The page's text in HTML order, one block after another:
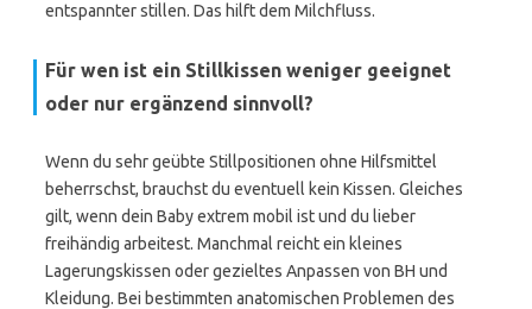
entspannter stillen. Das hilft dem Milchfluss.
Für wen ist ein Stillkissen weniger geeignet
oder nur ergänzend sinnvoll?
Wenn du sehr geübte Stillpositionen ohne Hilfsmittel
beherrschst, brauchst du eventuell kein Kissen. Gleiches
gilt, wenn dein Baby extrem mobil ist und du lieber
freihändig arbeitest. Manchmal reicht ein kleines
Lagerungskissen oder gezieltes Anpassen von BH und
Kleidung. Bei bestimmten anatomischen Problemen des